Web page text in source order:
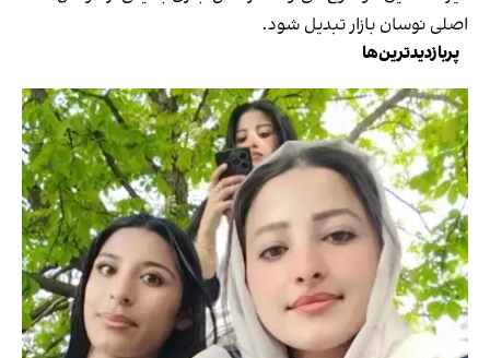
اصلی نوسان بازار تبدیل شود.
پربازدیدترین‌ها